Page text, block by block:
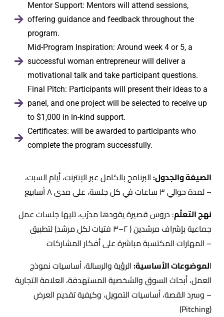
Mentor Support: Mentors will attend sessions,
offering guidance and feedback throughout the
program.
Mid-Program Inspiration: Around week 4 or 5, a
successful woman entrepreneur will deliver a
motivational talk and take participant questions.
Final Pitch: Participants will present their ideas to a
panel, and one project will be selected to receive up
to $1,000 in in-kind support.
Certificates: will be awarded to participants who
complete the program successfully.
الصيغة والجدول:البرنامج بالكامل عبر الإنترنت، أيام السبت،
لمدة حوالي ٣ ساعات في كل جلسة، على مدى ٨ أسابيع –
نهج التعلّم: دروس قصيرة يقودها مدرّب، تليها جلسات عمل
جماعية بإشراف مرشدين ( ٢–٣ فتيات لكل مرشد) لتطبيق
المهارات المكتسبة مباشرة على أفكار المشاركات –
الموضوعات الأساسية:الرؤية والرسالة، أساسيات نموذج
العمل، أبحاث السوق والشخصية المستهدفة، العلامة التجارية
وسرد القصة، أساسيات التمويل، وكيفية تقديم العرض –
(Pitching)